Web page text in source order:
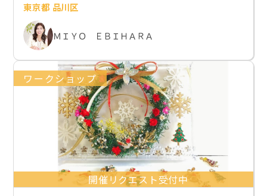
東京都 品川区
ＭＩＹＯ ＥＢＩＨＡＲＡ
ワークショップ
開催リクエスト受付中